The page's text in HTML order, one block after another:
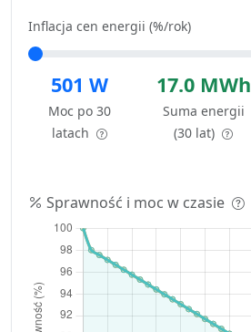
Inflacja cen energii (%/rok)
501 W
Moc po 30
latach
17.0 MWh
Suma energii
(30 lat)
Sprawność i moc w czasie